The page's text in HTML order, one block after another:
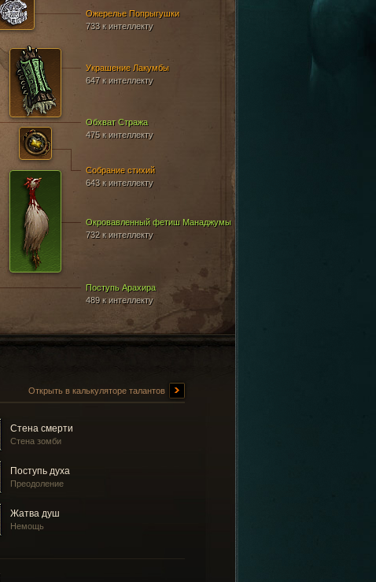
Поступь Арахира
489 к интеллекту
Украшение Лакумбы
647 к интеллекту
Окровавленный фетиш Манаджумы
732 к интеллекту
Обхват Стража
475 к интеллекту
Собрание стихий
643 к интеллекту
Ожерелье Попрыгушки
733 к интеллекту
Открыть в калькуляторе талантов
Стена смерти
Стена зомби
Поступь духа
Преодоление
Жатва душ
Немощь